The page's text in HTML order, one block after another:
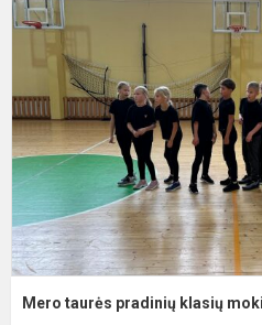
Mero taurės pradinių klasių